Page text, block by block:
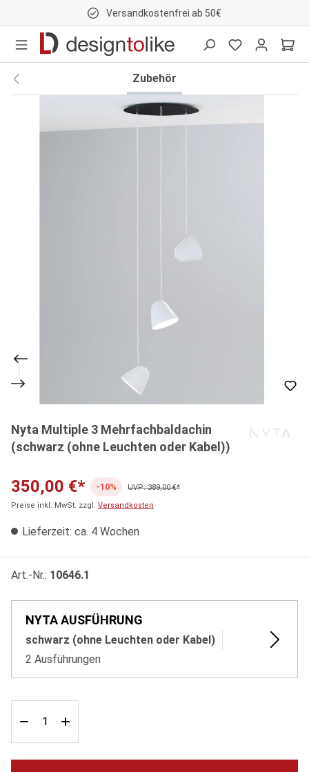
Versandkostenfrei ab 50€
Zubehör
Bildergalerie überspringen
Nyta Multiple 3 Mehrfachbaldachin
(schwarz (ohne Leuchten oder Kabel))
350,00 €* -10%
UVP: 389,00 €*
Preise inkl. MwSt. zzgl. Versandkosten
Lieferzeit: ca. 4 Wochen
Art.-Nr.: 10646.1
NYTA AUSFÜHRUNG
schwarz (ohne Leuchten oder Kabel)
2 Ausführungen